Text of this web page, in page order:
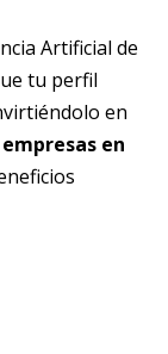
Artificial de
tu perfil
en
en